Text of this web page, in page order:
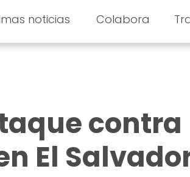
noticias Colabora
contra
El